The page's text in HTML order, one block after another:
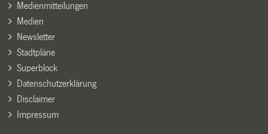
Medienmitteilungen
Medien
Newsletter
Stadtpläne
Superblock
Datenschutzerklärung
Disclaimer
Impressum